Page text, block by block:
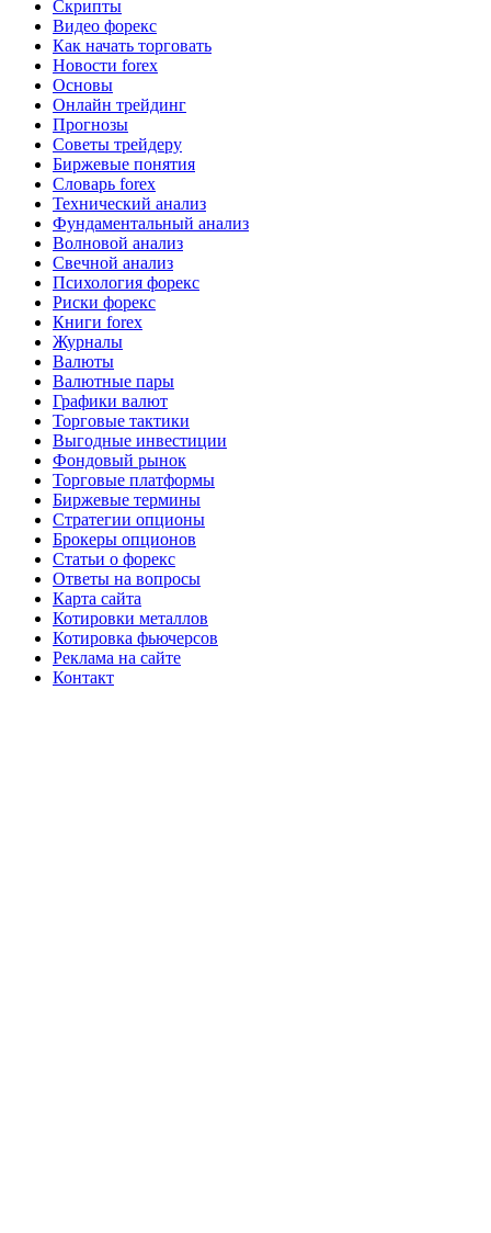
Скрипты
Видео форекс
Как начать торговать
Новости forex
Основы
Онлайн трейдинг
Прогнозы
Советы трейдеру
Биржевые понятия
Словарь forex
Технический анализ
Фундаментальный анализ
Волновой анализ
Свечной анализ
Психология форекс
Риски форекс
Книги forex
Журналы
Валюты
Валютные пары
Графики валют
Торговые тактики
Выгодные инвестиции
Фондовый рынок
Торговые платформы
Биржевые термины
Стратегии опционы
Брокеры опционов
Статьи о форекс
Ответы на вопросы
Карта сайта
Котировки металлов
Котировка фьючерсов
Реклама на сайте
Контакт